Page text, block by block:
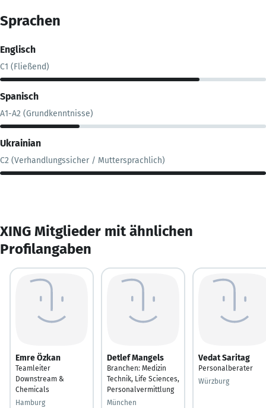
Sprachen
Englisch
C1 (Fließend)
Spanisch
A1-A2 (Grundkenntnisse)
Ukrainian
C2 (Verhandlungssicher / Muttersprachlich)
XING Mitglieder mit ähnlichen
Profilangaben
Emre Özkan
Teamleiter
Downstream &
Chemicals
Hamburg
Detlef Mangels
Branchen: Medizin
Technik, Life Sciences,
Personalvermittlung
München
Vedat Saritag
Personalberater
Würzburg